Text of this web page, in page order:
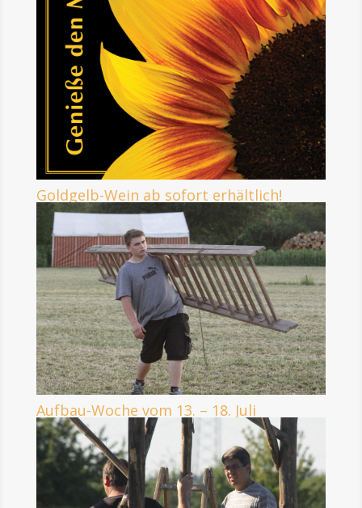
Goldgelb-Wein ab sofort erhältlich!
Aufbau-Woche vom 13. – 18. Juli